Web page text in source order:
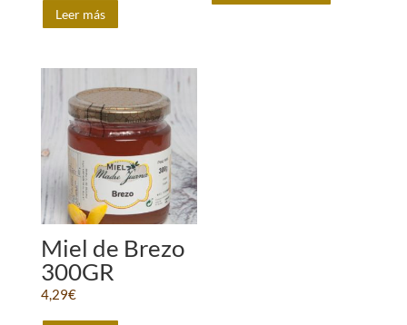
Leer más
Miel de Brezo
300GR
4,29€